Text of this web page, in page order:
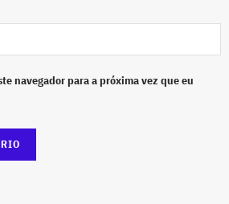
navegador para a próxima vez que eu